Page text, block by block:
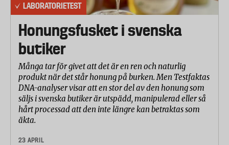
LABORATORIETEST
Honungsfusket i svenska
butiker
Många tar för givet att det är en ren och naturlig
produkt när det står honung på burken. Men Testfaktas
DNA-analyser visar att en stor del av den honung som
säljs i svenska butiker är utspädd, manipulerad eller så
hårt processad att den inte längre kan betraktas som
äkta.
23 APRIL